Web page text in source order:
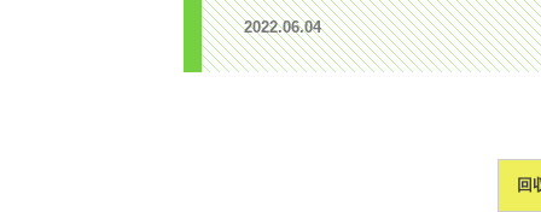
2022.06.04
回